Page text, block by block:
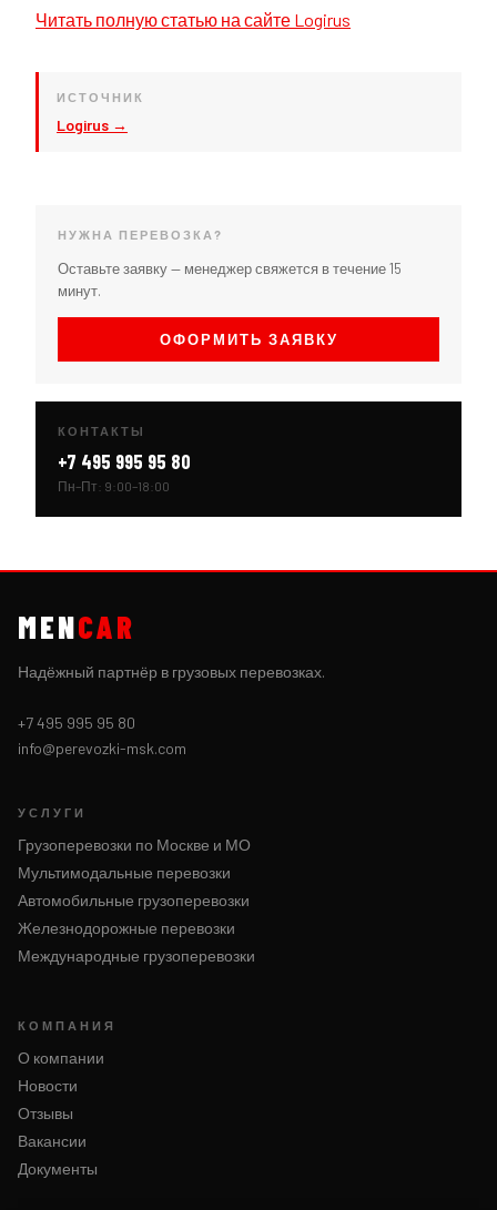
Читать полную статью на сайте Logirus
ИСТОЧНИК
Logirus →
НУЖНА ПЕРЕВОЗКА?
Оставьте заявку — менеджер свяжется в течение 15
минут.
ОФОРМИТЬ ЗАЯВКУ
КОНТАКТЫ
+7 495 995 95 80
Пн–Пт: 9:00–18:00
MENCAR
Надёжный партнёр в грузовых перевозках.
+7 495 995 95 80
info@perevozki-msk.com
УСЛУГИ
Грузоперевозки по Москве и МО
Мультимодальные перевозки
Автомобильные грузоперевозки
Железнодорожные перевозки
Международные грузоперевозки
КОМПАНИЯ
О компании
Новости
Отзывы
Вакансии
Документы